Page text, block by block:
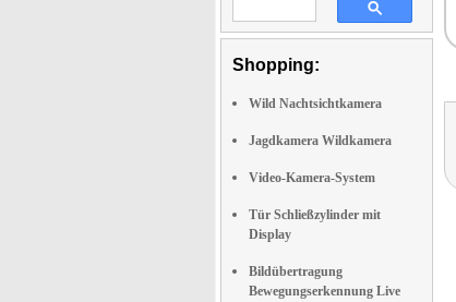
Shopping:
Wild Nachtsichtkamera
Jagdkamera Wildkamera
Video-Kamera-System
Tür Schließzylinder mit
Display
Bildübertragung
Bewegungserkennung Live